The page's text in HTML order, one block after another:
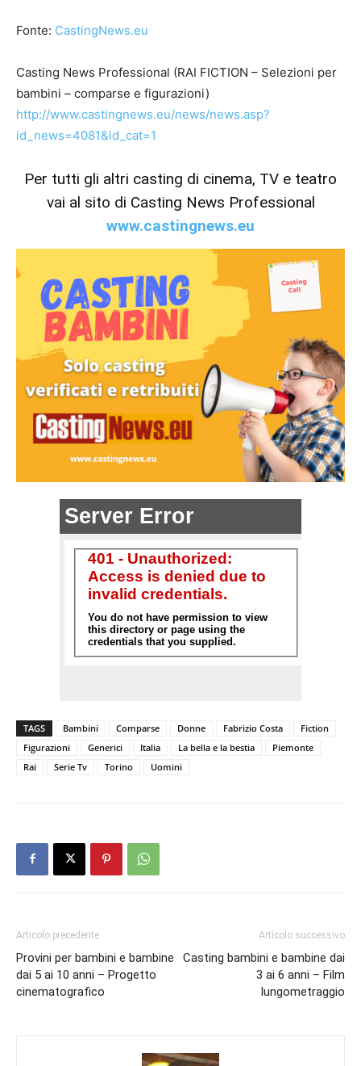
Fonte: CastingNews.eu
Casting News Professional (RAI FICTION – Selezioni per
bambini – comparse e figurazioni)
http://www.castingnews.eu/news/news.asp?
id_news=4081&id_cat=1
Per tutti gli altri casting di cinema, TV e teatro
vai al sito di Casting News Professional
www.castingnews.eu
TAGS Bambini Comparse Donne Fabrizio Costa
Fiction
Figurazioni
Generici Italia La bella e la bestia
Piemonte
Rai
Serie Tv Torino Uomini
Articolo precedente
Provini per bambini e bambine
dai 5 ai 10 anni – Progetto
cinematografico
Articolo successivo
Casting bambini e bambine dai
3 ai 6 anni – Film
lungometraggio